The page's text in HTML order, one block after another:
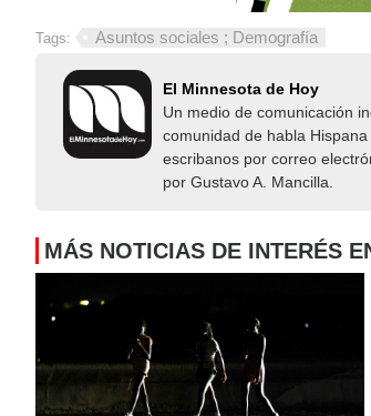
Tags: Asuntos sociales ; Demografía
El Minnesota de Hoy
Un medio de comunicación
comunidad de habla
escribanos por correo
por Gustavo A. Mancilla.
MÁS NOTICIAS DE INTERÉS